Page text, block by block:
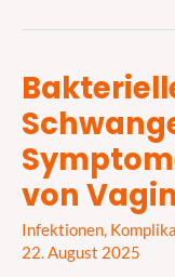
von
Infektionen,
22. August 2025
Bakterielle
Vaginose
der
Schwangerschaft:
Risiken,
Symptome